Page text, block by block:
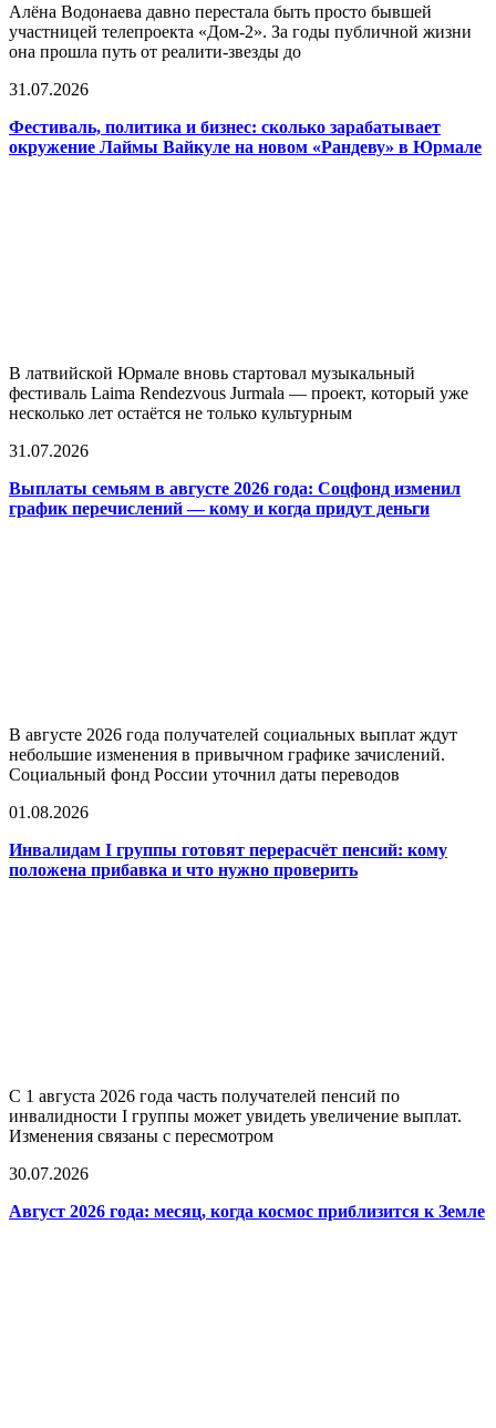
Алёна Водонаева давно перестала быть просто бывшей
участницей телепроекта «Дом-2». За годы публичной жизни
она прошла путь от реалити-звезды до
31.07.2026
Фестиваль, политика и бизнес: сколько зарабатывает
окружение Лаймы Вайкуле на новом «Рандеву» в Юрмале
В латвийской Юрмале вновь стартовал музыкальный
фестиваль Laima Rendezvous Jurmala — проект, который уже
несколько лет остаётся не только культурным
31.07.2026
Выплаты семьям в августе 2026 года: Соцфонд изменил
график перечислений — кому и когда придут деньги
В августе 2026 года получателей социальных выплат ждут
небольшие изменения в привычном графике зачислений.
Социальный фонд России уточнил даты переводов
01.08.2026
Инвалидам I группы готовят перерасчёт пенсий: кому
положена прибавка и что нужно проверить
С 1 августа 2026 года часть получателей пенсий по
инвалидности I группы может увидеть увеличение выплат.
Изменения связаны с пересмотром
30.07.2026
Август 2026 года: месяц, когда космос приблизится к Земле